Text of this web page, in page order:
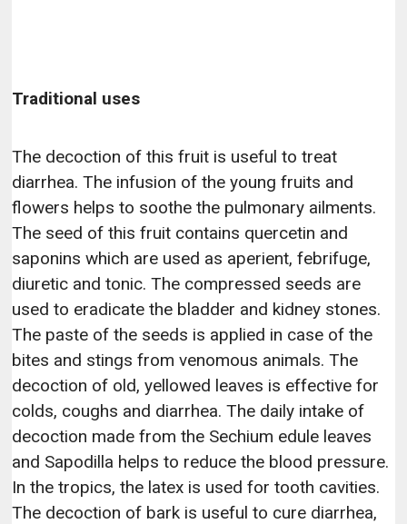
Traditional uses
The decoction of this fruit is useful to treat
diarrhea. The infusion of the young fruits and
flowers helps to soothe the pulmonary ailments.
The seed of this fruit contains quercetin and
saponins which are used as aperient, febrifuge,
diuretic and tonic. The compressed seeds are
used to eradicate the bladder and kidney stones.
The paste of the seeds is applied in case of the
bites and stings from venomous animals. The
decoction of old, yellowed leaves is effective for
colds, coughs and diarrhea. The daily intake of
decoction made from the Sechium edule leaves
and Sapodilla helps to reduce the blood pressure.
In the tropics, the latex is used for tooth cavities.
The decoction of bark is useful to cure diarrhea,